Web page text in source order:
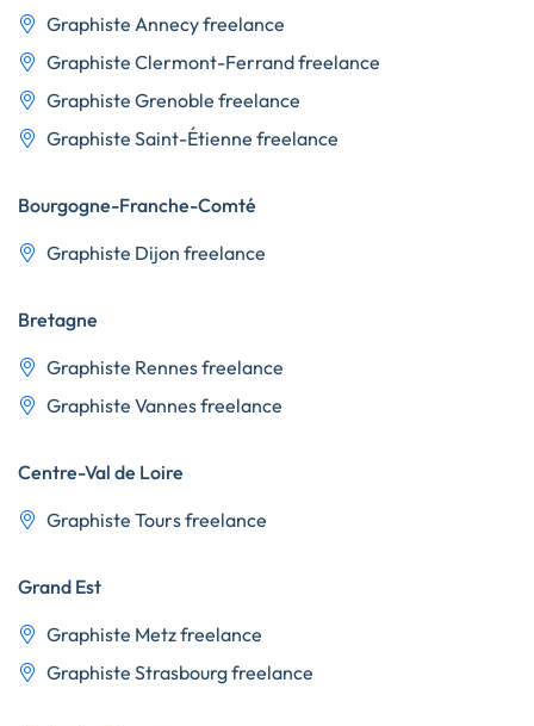
Graphiste Annecy freelance
Graphiste Clermont-Ferrand freelance
Graphiste Grenoble freelance
Graphiste Saint-Étienne freelance
Bourgogne-Franche-Comté
Graphiste Dijon freelance
Bretagne
Graphiste Rennes freelance
Graphiste Vannes freelance
Centre-Val de Loire
Graphiste Tours freelance
Grand Est
Graphiste Metz freelance
Graphiste Strasbourg freelance